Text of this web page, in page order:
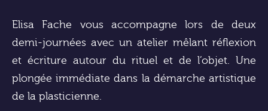
Elisa Fache vous accompagne lors de deux
demi-journées avec un atelier mêlant réflexion
et écriture autour du rituel et de l’objet. Une
plongée immédiate dans la démarche artistique
de la plasticienne.